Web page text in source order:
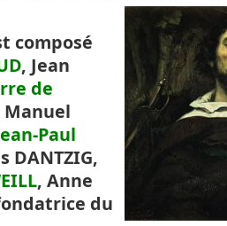
composé
, Jean
de
Manuel
Paul
DANTZIG,
, Anne
du